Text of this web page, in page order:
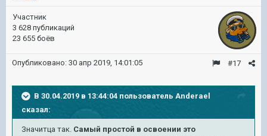
Участник
3 628 публикаций
23 655 боёв
#17
Опубликовано: 30 апр 2019, 14:01:05
В 30.04.2019 в 13:44:04 пользователь Anderael
сказал:
Значитца так. Самый простой в освоении это